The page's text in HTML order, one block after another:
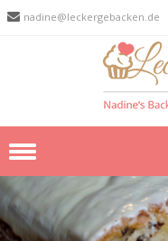
nadine@leckergebacken.de
Skip to content